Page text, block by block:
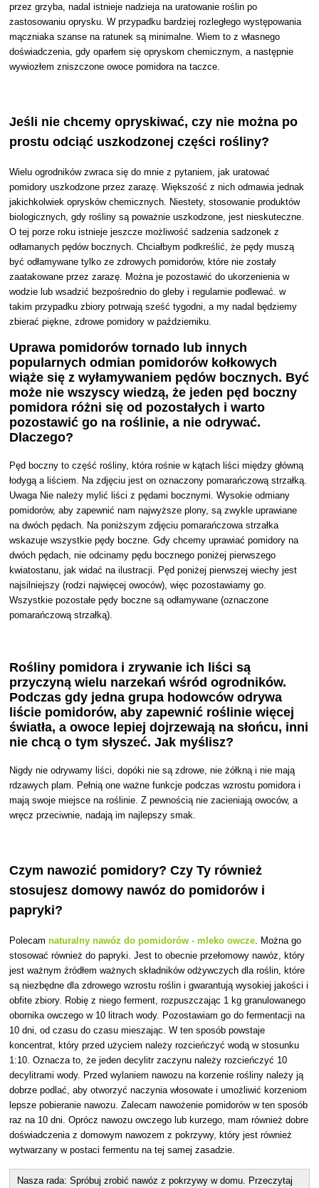
przez grzyba, nadal istnieje nadzieja na uratowanie roślin po
zastosowaniu oprysku. W przypadku bardziej rozległego występowania
mączniaka szanse na ratunek są minimalne. Wiem to z własnego
doświadczenia, gdy oparłem się opryskom chemicznym, a następnie
wywiozłem zniszczone owoce pomidora na taczce.
Jeśli nie chcemy opryskiwać, czy nie można po
prostu odciąć uszkodzonej części rośliny?
Wielu ogrodników zwraca się do mnie z pytaniem, jak uratować
pomidory uszkodzone przez zarazę. Większość z nich odmawia jednak
jakichkolwiek oprysków chemicznych. Niestety, stosowanie produktów
biologicznych, gdy rośliny są poważnie uszkodzone, jest nieskuteczne.
O tej porze roku istnieje jeszcze możliwość sadzenia sadzonek z
odłamanych pędów bocznych. Chciałbym podkreślić, że pędy muszą
być odłamywane tylko ze zdrowych pomidorów, które nie zostały
zaatakowane przez zarazę. Można je pozostawić do ukorzenienia w
wodzie lub wsadzić bezpośrednio do gleby i regularnie podlewać. w
takim przypadku zbiory potrwają sześć tygodni, a my nadal będziemy
zbierać piękne, zdrowe pomidory w październiku.
Uprawa pomidorów tornado lub innych
popularnych odmian pomidorów kołkowych
wiąże się z wyłamywaniem pędów bocznych. Być
może nie wszyscy wiedzą, że jeden pęd boczny
pomidora różni się od pozostałych i warto
pozostawić go na roślinie, a nie odrywać.
Dlaczego?
Pęd boczny to część rośliny, która rośnie w kątach liści między główną
łodygą a liściem. Na zdjęciu jest on oznaczony pomarańczową strzałką.
Uwaga Nie należy mylić liści z pędami bocznymi. Wysokie odmiany
pomidorów, aby zapewnić nam najwyższe plony, są zwykle uprawiane
na dwóch pędach. Na poniższym zdjęciu pomarańczowa strzałka
wskazuje wszystkie pędy boczne. Gdy chcemy uprawiać pomidory na
dwóch pędach, nie odcinamy pędu bocznego poniżej pierwszego
kwiatostanu, jak widać na ilustracji. Pęd poniżej pierwszej wiechy jest
najsilniejszy (rodzi najwięcej owoców), więc pozostawiamy go.
Wszystkie pozostałe pędy boczne są odłamywane (oznaczone
pomarańczową strzałką).
Rośliny pomidora i zrywanie ich liści są
przyczyną wielu narzekań wśród ogrodników.
Podczas gdy jedna grupa hodowców odrywa
liście pomidorów, aby zapewnić roślinie więcej
światła, a owoce lepiej dojrzewają na słońcu, inni
nie chcą o tym słyszeć. Jak myślisz?
Nigdy nie odrywamy liści, dopóki nie są zdrowe, nie żółkną i nie mają
rdzawych plam. Pełnią one ważne funkcje podczas wzrostu pomidora i
mają swoje miejsce na roślinie. Z pewnością nie zacieniają owoców, a
wręcz przeciwnie, nadają im najlepszy smak.
Czym nawozić pomidory? Czy Ty również
stosujesz domowy nawóz do pomidorów i
papryki?
Polecamnaturalny nawóz do pomidorów - mleko owcze . Można go
stosować również do papryki. Jest to obecnie przełomowy nawóz, który
jest ważnym źródłem ważnych składników odżywczych dla roślin, które
są niezbędne dla zdrowego wzrostu roślin i gwarantują wysokiej jakości i
obfite zbiory. Robię z niego ferment, rozpuszczając 1 kg granulowanego
obornika owczego w 10 litrach wody. Pozostawiam go do fermentacji na
10 dni, od czasu do czasu mieszając. W ten sposób powstaje
koncentrat, który przed użyciem należy rozcieńczyć wodą w stosunku
1:10. Oznacza to, że jeden decylitr zaczynu należy rozcieńczyć 10
decylitrami wody. Przed wylaniem nawozu na korzenie rośliny należy ją
dobrze podlać, aby otworzyć naczynia włosowate i umożliwić korzeniom
lepsze pobieranie nawozu. Zalecam nawożenie pomidorów w ten sposób
raz na 10 dni. Oprócz nawozu owczego lub kurzego, mam również dobre
doświadczenia z domowym nawozem z pokrzywy, który jest również
wytwarzany w postaci fermentu na tej samej zasadzie.
Nasza rada: Spróbuj zrobić nawóz z pokrzywy w domu. Przeczytaj